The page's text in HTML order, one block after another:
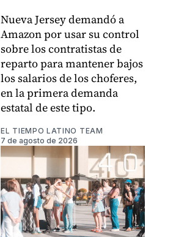
Nueva Jersey demandó a
Amazon por usar su control
sobre los contratistas de
reparto para mantener bajos
los salarios de los choferes,
en la primera demanda
estatal de este tipo.
EL TIEMPO LATINO TEAM
7 de agosto de 2026